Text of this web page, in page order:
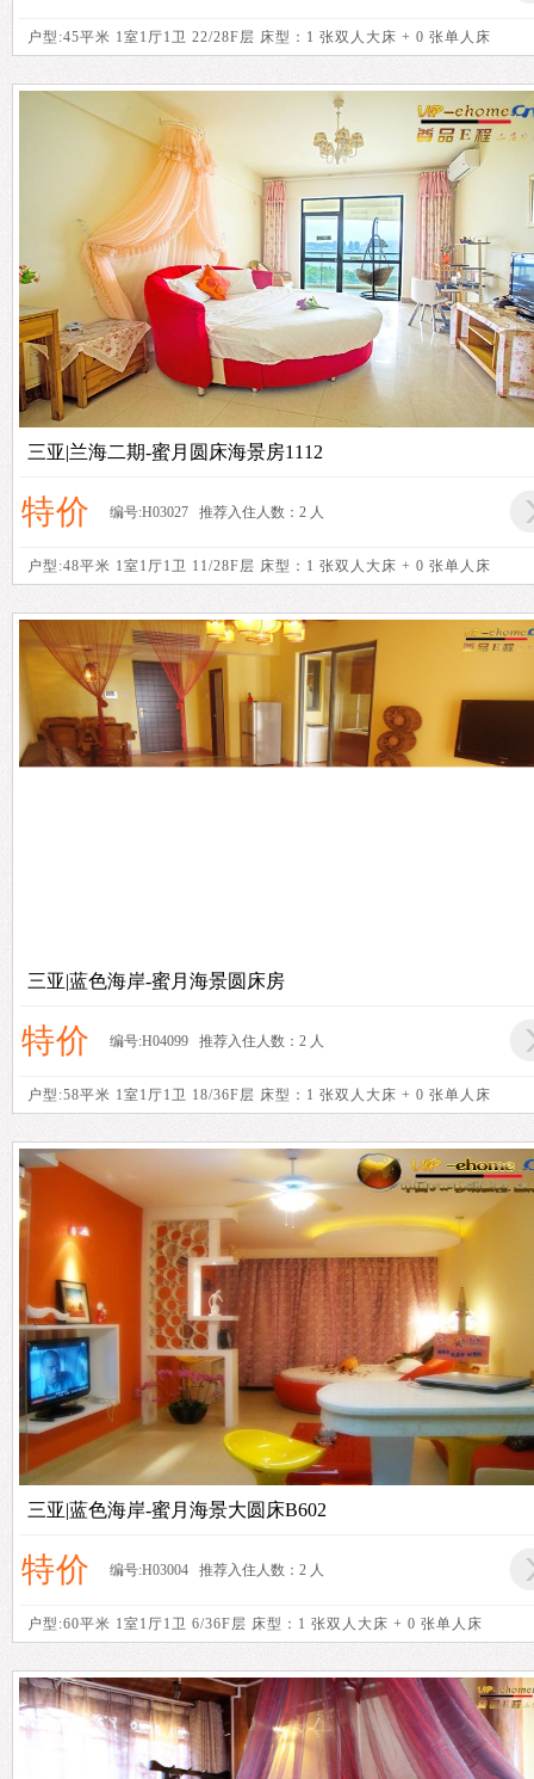
户型:45平米 1室1厅1卫 22/28F层 床型：1 张双人大床 + 0 张单人床
三亚|兰海二期-蜜月圆床海景房1112
特价 编号:H03027 推荐入住人数：2 人
户型:48平米 1室1厅1卫 11/28F层 床型：1 张双人大床 + 0 张单人床
三亚|蓝色海岸-蜜月海景圆床房
特价 编号:H04099 推荐入住人数：2 人
户型:58平米 1室1厅1卫 18/36F层 床型：1 张双人大床 + 0 张单人床
三亚|蓝色海岸-蜜月海景大圆床B602
特价 编号:H03004 推荐入住人数：2 人
户型:60平米 1室1厅1卫 6/36F层 床型：1 张双人大床 + 0 张单人床